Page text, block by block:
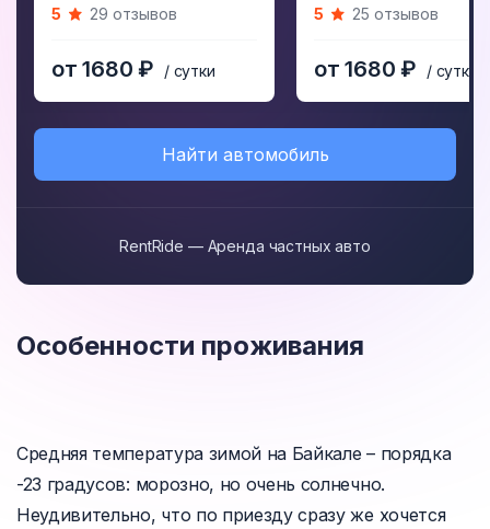
5 29 отзывов
от 1680 ₽ / сутки
5 25 отзывов
от 1680 ₽ / сутки
Найти автомобиль
RentRide — Аренда частных авто
Особенности проживания
Средняя температура зимой на Байкале – порядка
-23 градусов: морозно, но очень солнечно.
Неудивительно, что по приезду сразу же хочется